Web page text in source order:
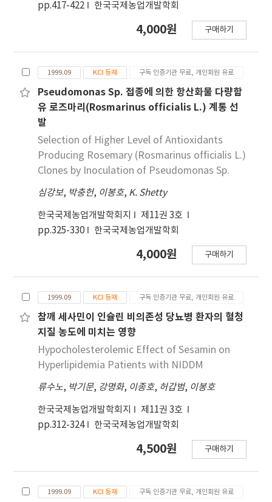
pp.417-422
한국국제농업개발학회
4,000원 구매하기
1999.09 KCI 등재 구독 인증기관 무료, 개인회원 유료
Pseudomonas Sp. 접종에 의한 항산화물 다량함
유 로즈마리(Rosmarinus officialis L.) 계통 선
발
Selection of Higher Level of Antioxidants
Producing Rosemary (Rosmarinus officialis L.)
Clones by Inoculation of Pseudomonas Sp.
심강보, 박충헌, 이봉호, K. Shetty
한국국제농업개발학회지
제11권 3호
pp.325-330
한국국제농업개발학회
4,000원 구매하기
1999.09 KCI 등재 구독 인증기관 무료, 개인회원 유료
참깨 세사민이 인슐린 비의존성 당뇨병 환자의 혈청
지질 농도에 미치는 영향
Hypocholesterolemic Effect of Sesamin on
Hyperlipidemia Patients with NIDDM
류수노, 박기문, 강명화, 이종호, 허갑범, 이봉호
한국국제농업개발학회지
제11권 3호
pp.312-324
한국국제농업개발학회
4,500원 구매하기
1999.09 KCI 등재 구독 인증기관 무료, 개인회원 유료